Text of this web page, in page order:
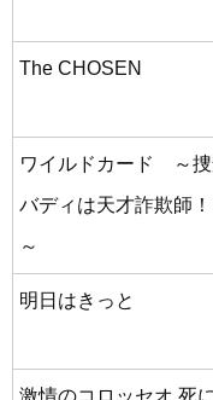
The CHOSEN
ワイルドカード ～捜
バディは天才詐欺師！
～
明日はきっと